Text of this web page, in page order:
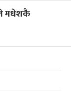
मधेशकै